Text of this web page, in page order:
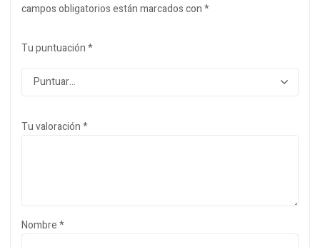
campos obligatorios están marcados con*
Tu puntuación*
Tu valoración*
Nombre*